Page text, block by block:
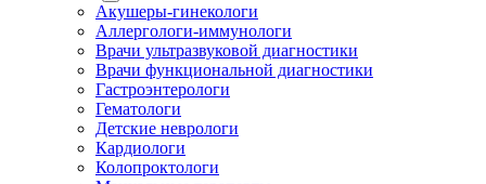
Акушеры-гинекологи
Аллергологи-иммунологи
Врачи ультразвуковой диагностики
Врачи функциональной диагностики
Гастроэнтерологи
Гематологи
Детские неврологи
Кардиологи
Колопроктологи